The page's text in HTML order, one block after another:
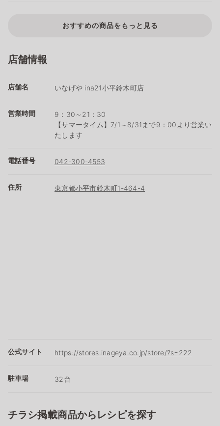
おすすめの商品をもっと見る
店舗情報
店舗名 いなげや ina21小平鈴木町店
営業時間
9：30～21：30
【サマータイム】7/1～8/31まで9：00より営業い
たします
電話番号 042-300-4553
住所 東京都小平市鈴木町1-464-4
公式サイト https://stores.inageya.co.jp/store/?s=222
駐車場 32台
チラシ掲載商品からレシピを探す